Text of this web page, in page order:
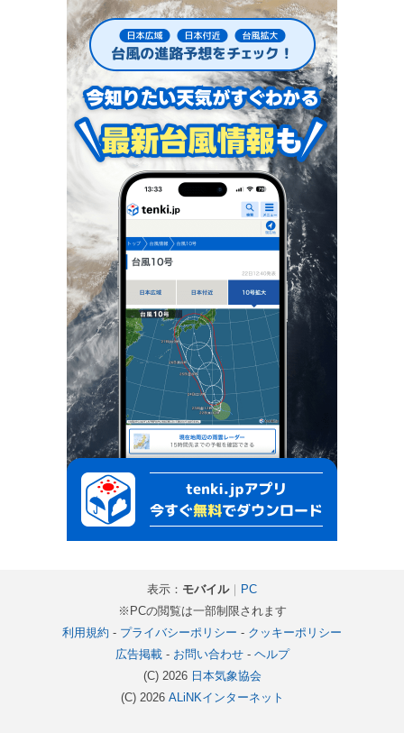
表示： モバイル｜ PC
※PCの閲覧は一部制限されます
利用規約 - プライバシーポリシー - クッキーポリシー
広告掲載- お問い合わせ- ヘルプ
(C) 2026 日本気象協会
(C) 2026 ALiNKインターネット